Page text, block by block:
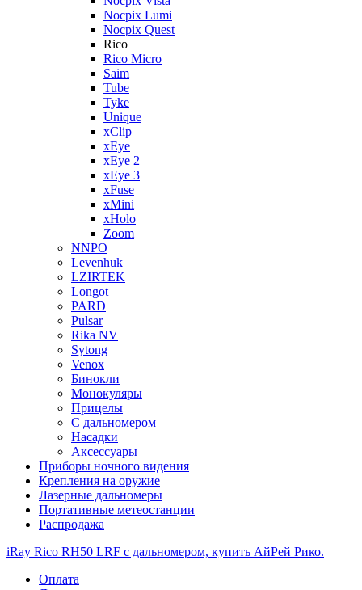
Nocpix Lumi
Nocpix Quest
Rico
Rico Micro
Saim
Tube
Tyke
Unique
xClip
xEye
xEye 2
xEye 3
xFuse
xMini
xHolo
Zoom
NNPO
Levenhuk
LZIRTEK
Longot
PARD
Pulsar
Rika NV
Sytong
Venox
Бинокли
Монокуляры
Прицелы
С дальномером
Насадки
Аксессуары
Приборы ночного видения
Крепления на оружие
Лазерные дальномеры
Портативные метеостанции
Распродажа
iRay Rico RH50 LRF с дальномером, купить АйРей Рико.
Оплата